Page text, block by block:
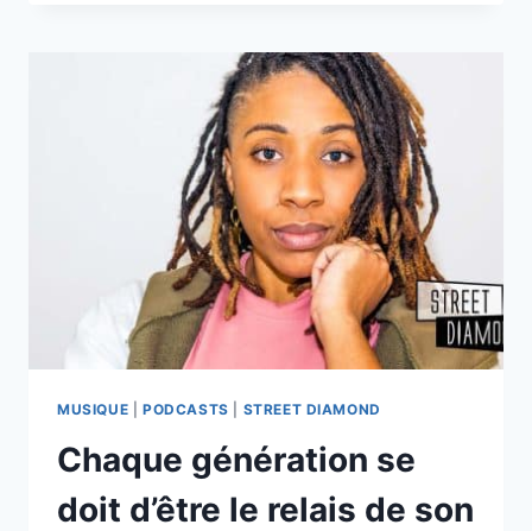
MÉPRISÉS
DANCEHALL
LOCAL
MUSIQUE PODCASTS STREET DIAMOND
Chaque génération se
doit d’être le relais de son